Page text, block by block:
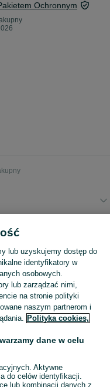
Ochronnym
Skorzystaj z największego serwisu ogłoszeniowego - Krasieniec Zakupny i okolice! Kupuj to, czego pragniesz i sprzedawaj to, czego już nie potrzebujesz! Zobacz
lub uzyskujemy dostęp do
identyfikatory w
osobowych.
lub zarządzać nimi,
na stronie polityki
naszym partnerom i
Polityka cookies,
dane w celu
Aktywne
do celów identyfikacji.
lub kombinacji danych z